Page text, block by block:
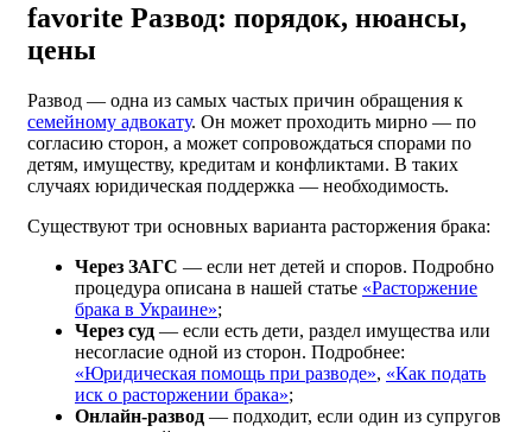
favorite Развод: порядок, нюансы,
цены
Развод — одна из самых частых причин обращения к
семейному адвокату. Он может проходить мирно — по
согласию сторон, а может сопровождаться спорами по
детям, имуществу, кредитам и конфликтами. В таких
случаях юридическая поддержка — необходимость.
Существуют три основных варианта расторжения брака:
Через ЗАГС — если нет детей и споров. Подробно
процедура описана в нашей статье «Расторжение
брака в Украине»;
Через суд — если есть дети, раздел имущества или
несогласие одной из сторон. Подробнее:
«Юридическая помощь при разводе», «Как подать
иск о расторжении брака»;
Онлайн-развод — подходит, если один из супругов